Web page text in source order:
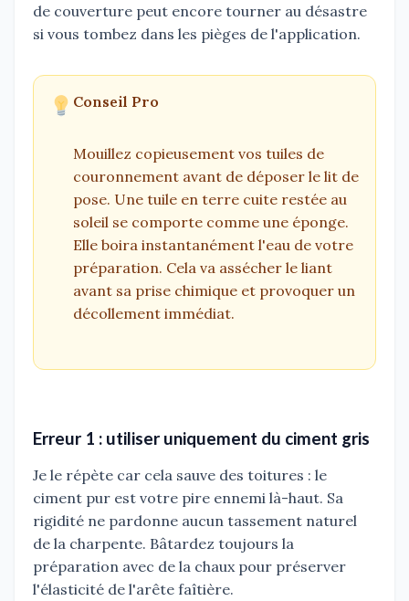
de couverture peut encore tourner au désastre
si vous tombez dans les pièges de l'application.
Conseil Pro
Mouillez copieusement vos tuiles de
couronnement avant de déposer le lit de
pose. Une tuile en terre cuite restée au
soleil se comporte comme une éponge.
Elle boira instantanément l'eau de votre
préparation. Cela va assécher le liant
avant sa prise chimique et provoquer un
décollement immédiat.
Erreur 1 : utiliser uniquement du ciment gris
Je le répète car cela sauve des toitures : le
ciment pur est votre pire ennemi là-haut. Sa
rigidité ne pardonne aucun tassement naturel
de la charpente. Bâtardez toujours la
préparation avec de la chaux pour préserver
l'élasticité de l'arête faîtière.